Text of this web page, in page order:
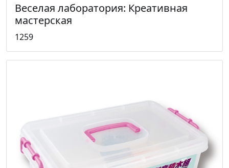
Веселая лаборатория: Креативная
мастерская
1259